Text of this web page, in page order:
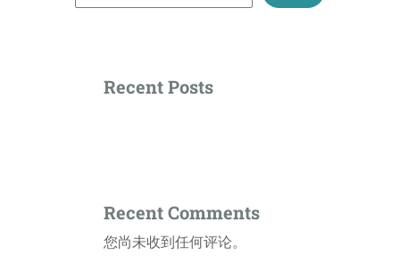
Recent Posts
Recent Comments
您尚未收到任何评论。